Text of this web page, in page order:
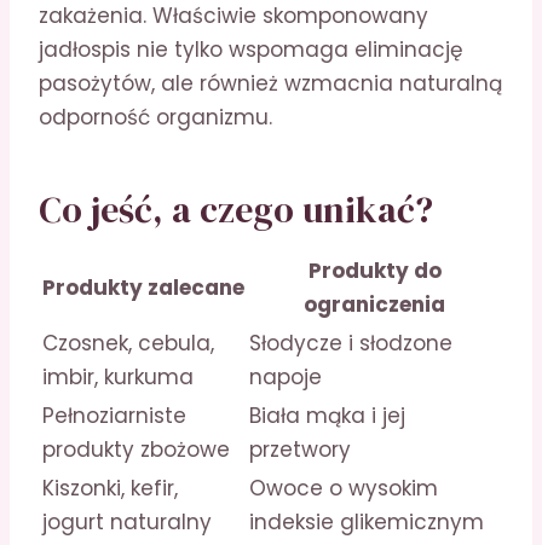
zakażenia. Właściwie skomponowany
jadłospis nie tylko wspomaga eliminację
pasożytów, ale również wzmacnia naturalną
odporność organizmu.
Co jeść, a czego unikać?
Produkty zalecane
Produkty do
ograniczenia
Czosnek, cebula,
imbir, kurkuma
Słodycze i słodzone
napoje
Pełnoziarniste
produkty zbożowe
Biała mąka i jej
przetwory
Kiszonki, kefir,
jogurt naturalny
Owoce o wysokim
indeksie glikemicznym